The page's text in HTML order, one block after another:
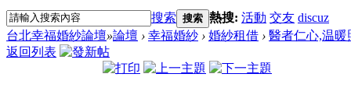
搜索 搜索 熱搜: 活動 交友 discuz
台北幸福婚紗論壇»論壇 › 幸福婚紗 › 婚紗租借 › 醫者仁心,温暖
返回列表